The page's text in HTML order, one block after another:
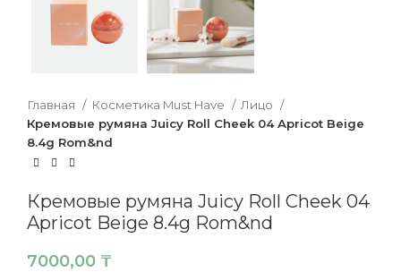
Главная Косметика Must Have
Лицо
Кремовые румяна Juicy Roll Cheek 04 Apricot Beige
8.4g Rom&nd
Кремовые румяна Juicy Roll Cheek 04
Apricot Beige 8.4g Rom&nd
7000,00 ₸